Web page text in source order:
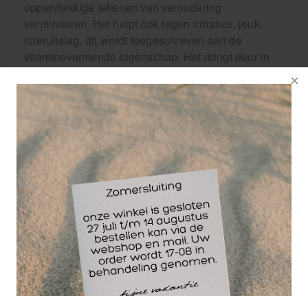
oppervlakkige tekenen van veroudering
verminderen. Het helpt ook tegen irritaties, jeuk,
luieruitslag, dit wordt toegeschreven aan de
vitaminevormende eigenschap. Het dringt door in
Allantoin ; kan beschadigd weefsel tot het vormen
van nieuw weefsel prikkelen en de celdeling
stimuleren. Allantoïne maakt keratine, een eiwit dat
je vindt in onze haren en in de bovenste cellaag
van onze huid (epidermis) zacht en week, waardoor
de huid beter in staat is om water vast te houden.
Dit maakt de huid vochtiger, zachter en soepeler.
Ook lost Allantoïne de ‘lijmlaag’ tussen dode
huidcellen op, waardoor de dode huidcellaag
verdwijnt en er een zacht, glad en glowy oppervlak
ontstaat. Door het verwijderen van de bovenste
laag dode huidcellen wordt de aanmaak van
nieuwe cellen gestimuleerd.